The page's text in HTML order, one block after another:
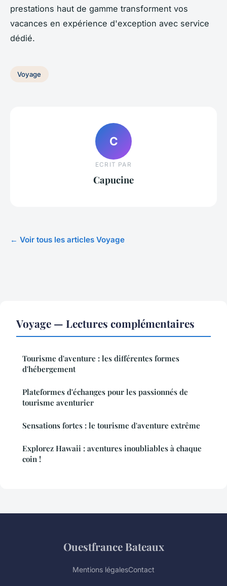
prestations haut de gamme transforment vos
vacances en expérience d'exception avec service
dédié.
Voyage
C
ECRIT PAR
Capucine
← Voir tous les articles Voyage
Voyage — Lectures complémentaires
Tourisme d'aventure : les différentes formes
d'hébergement
Plateformes d'échanges pour les passionnés de
tourisme aventurier
Sensations fortes : le tourisme d'aventure extrême
Explorez Hawaii : aventures inoubliables à chaque
coin !
Ouestfrance Bateaux
Mentions légalesContact